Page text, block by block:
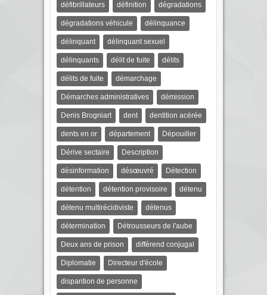
défibrillateurs définition dégradations
dégradations véhicule délinquance
délinquant délinquant sexuel
délinquants délit de fuite délits
délits de fuite démarchage
Démarches administratives démission
Denis Brogniart dent dentition acérée
dents en or département Dépouiller
Dérive sectaire Description
désinformation désœuvré Détection
détention détention provisoire détenu
détenu multirécidiviste détenus
détermination Détrousseurs de l'aube
Deux ans de prison différend conjugal
Diplomatie Directeur d'école
disparition de personne